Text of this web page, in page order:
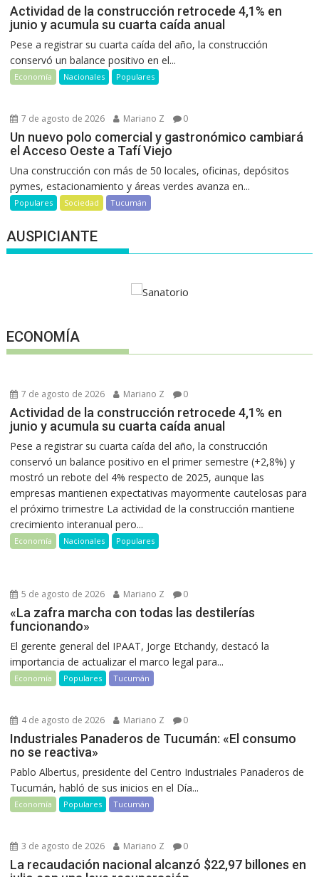
Actividad de la construcción retrocede 4,1% en
junio y acumula su cuarta caída anual
Pese a registrar su cuarta caída del año, la construcción
conservó un balance positivo en el...
Economía Nacionales Populares
7 de agosto de 2026 Mariano Z 0
Un nuevo polo comercial y gastronómico cambiará
el Acceso Oeste a Tafí Viejo
Una construcción con más de 50 locales, oficinas, depósitos
pymes, estacionamiento y áreas verdes avanza en...
Populares Sociedad Tucumán
AUSPICIANTE
ECONOMÍA
7 de agosto de 2026 Mariano Z 0
Actividad de la construcción retrocede 4,1% en
junio y acumula su cuarta caída anual
Pese a registrar su cuarta caída del año, la construcción
conservó un balance positivo en el primer semestre (+2,8%) y
mostró un rebote del 4% respecto de 2025, aunque las
empresas mantienen expectativas mayormente cautelosas para
el próximo trimestre La actividad de la construcción mantiene
crecimiento interanual pero...
Economía Nacionales Populares
5 de agosto de 2026 Mariano Z 0
«La zafra marcha con todas las destilerías
funcionando»
El gerente general del IPAAT, Jorge Etchandy, destacó la
importancia de actualizar el marco legal para...
Economía Populares Tucumán
4 de agosto de 2026 Mariano Z 0
Industriales Panaderos de Tucumán: «El consumo
no se reactiva»
Pablo Albertus, presidente del Centro Industriales Panaderos de
Tucumán, habló de sus inicios en el Día...
Economía Populares Tucumán
3 de agosto de 2026 Mariano Z 0
La recaudación nacional alcanzó $22,97 billones en